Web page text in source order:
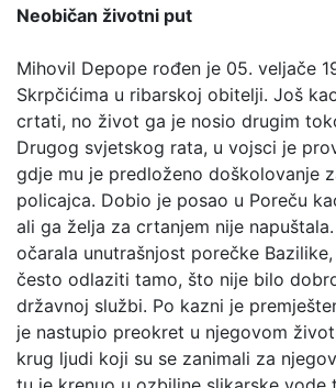
Neobičan životni put
Mihovil Depope rođen je 05. veljače
Skrpčićima u ribarskoj obitelji. Još
crtati, no život ga je nosio drugim
Drugog svjetskog rata, u vojsci je
gdje mu je predloženo doškolovanje
policajca. Dobio je posao u Poreču
ali ga želja za crtanjem nije
očarala unutrašnjost porečke
često odlaziti tamo, što nije bilo
državnoj službi. Po kazni je
je nastupio preokret u njegovom
krug ljudi koji su se zanimali za